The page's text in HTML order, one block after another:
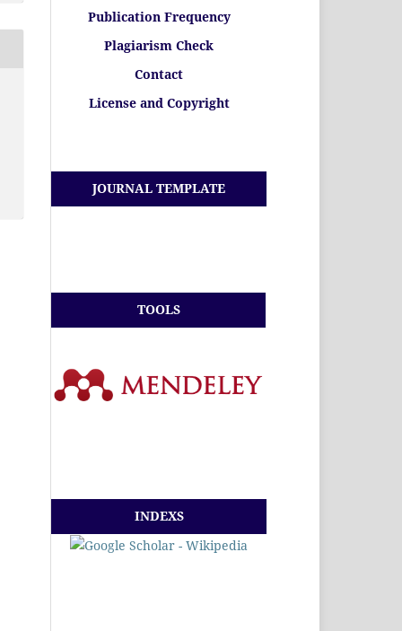
Publication Frequency
Plagiarism Check
Contact
License and Copyright
JOURNAL TEMPLATE
TOOLS
INDEXS